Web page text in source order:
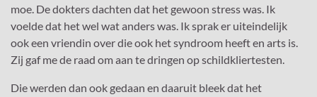
moe. De dokters dachten dat het gewoon stress was. Ik
voelde dat het wel wat anders was. Ik sprak er uiteindelijk
ook een vriendin over die ook het syndroom heeft en arts is.
Zij gaf me de raad om aan te dringen op schildkliertesten.
Die werden dan ook gedaan en daaruit bleek dat het